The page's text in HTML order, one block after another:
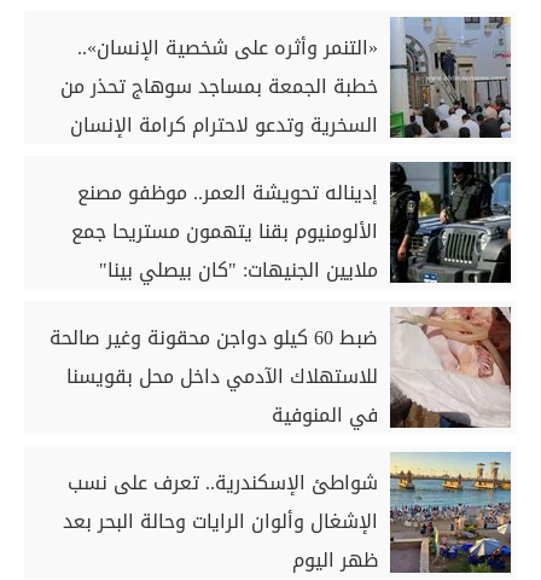
«التنمر وأثره على شخصية الإنسان»..
خطبة الجمعة بمساجد سوهاج تحذر من
السخرية وتدعو لاحترام كرامة الإنسان
إديناله تحويشة العمر.. موظفو مصنع
الألومنيوم بقنا يتهمون مستريحا جمع
ملايين الجنيهات: "كان بيصلي بينا"
ضبط 60 كيلو دواجن محقونة وغير صالحة
للاستهلاك الآدمي داخل محل بقويسنا
في المنوفية
شواطئ الإسكندرية.. تعرف على نسب
الإشغال وألوان الرايات وحالة البحر بعد
ظهر اليوم